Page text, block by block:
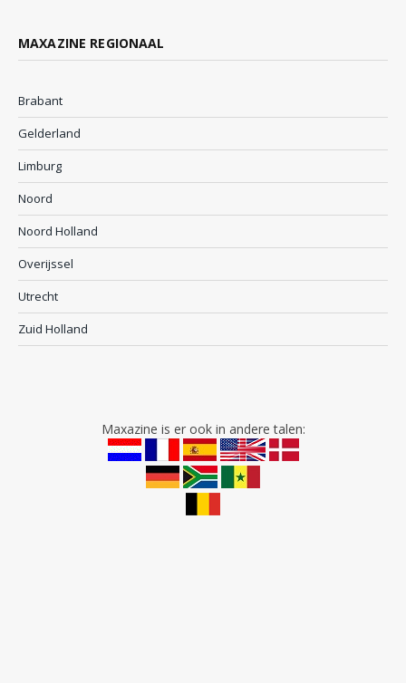
MAXAZINE REGIONAAL
Brabant
Gelderland
Limburg
Noord
Noord Holland
Overijssel
Utrecht
Zuid Holland
Maxazine is er ook in andere talen: